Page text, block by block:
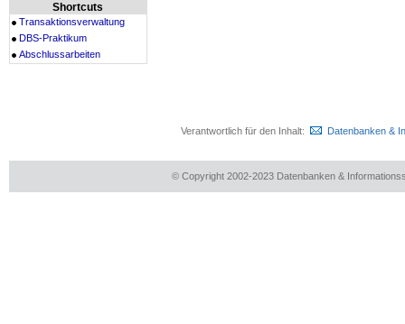
Shortcuts
Transaktionsverwaltung
DBS-Praktikum
Abschlussarbeiten
Verantwortlich für den Inhalt: Datenbanken &
© Copyright 2002-2023 Datenbanken &